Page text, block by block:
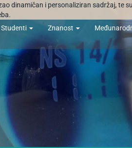
dinamičan i personaliziran sadržaj, te
Studenti Znanost